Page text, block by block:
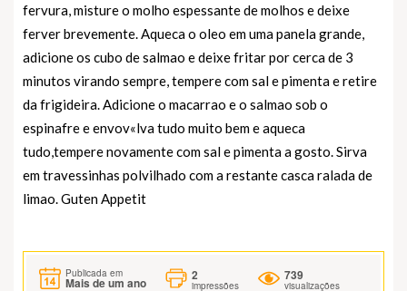
fervura, misture o molho espessante de molhos e deixe
ferver brevemente. Aqueca o oleo em uma panela grande,
adicione os cubo de salmao e deixe fritar por cerca de 3
minutos virando sempre, tempere com sal e pimenta e retire
da frigideira. Adicione o macarrao e o salmao sob o
espinafre e envov«lva tudo muito bem e aqueca
tudo,tempere novamente com sal e pimenta a gosto. Sirva
em travessinhas polvilhado com a restante casca ralada de
limao. Guten Appetit
Publicada em
Mais de um ano
2
impressões
739
visualizações